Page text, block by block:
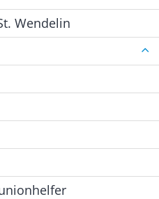
Wendelin